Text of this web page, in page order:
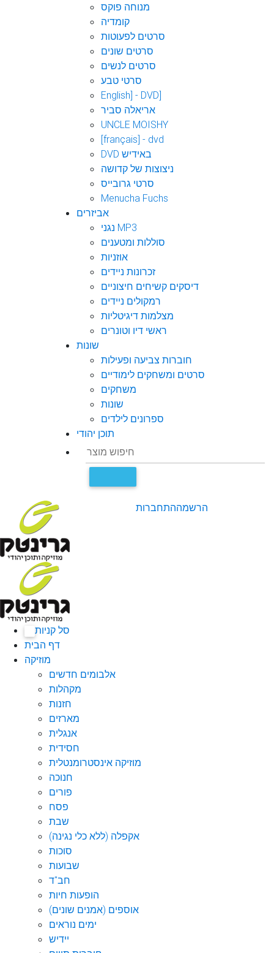
מנוחה פוקס
קומדיה
סרטים לפעוטות
סרטים שונים
סרטים לנשים
סרטי טבע
English] - DVD]
אריאלה סביר
UNCLE MOISHY
[français] - dvd
DVD באידיש
ניצוצות של קדושה
סרטי גרובייס
Menucha Fuchs
אביזרים
נגני MP3
סוללות ומטענים
אוזניות
זכרונות ניידים
דיסקים קשיחים חיצוניים
רמקולים ניידים
מצלמות דיגיטליות
ראשי דיו וטונרים
שונות
חוברות צביעה ופעילות
סרטים ומשחקים לימודיים
משחקים
שונות
ספרונים לילדים
תוכן יהודי
התחברותהרשמה
סל קניות
דף הבית
מוזיקה
אלבומים חדשים
מקהלות
חזנות
מארזים
אנגלית
חסידית
מוזיקה אינסטרומנטלית
חנוכה
פורים
פסח
שבת
אקפלה (ללא כלי נגינה)
סוכות
שבועות
חב"ד
הופעות חיות
אוספים (אמנים שונים)
ימים נוראים
יידיש